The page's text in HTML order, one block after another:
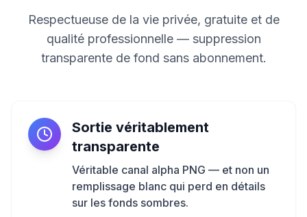
Respectueuse de la vie privée, gratuite et de
qualité professionnelle — suppression
transparente de fond sans abonnement.
Sortie véritablement
transparente
Véritable canal alpha PNG — et non un
remplissage blanc qui perd en détails
sur les fonds sombres.